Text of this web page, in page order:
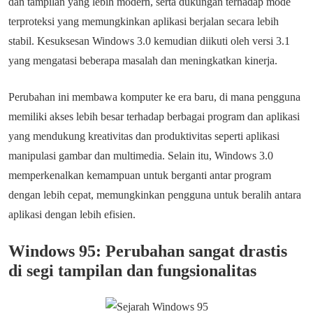
terproteksi yang memungkinkan aplikasi berjalan secara lebih
stabil. Kesuksesan Windows 3.0 kemudian diikuti oleh versi 3.1
yang mengatasi beberapa masalah dan meningkatkan kinerja.
Perubahan ini membawa komputer ke era baru, di mana pengguna
memiliki akses lebih besar terhadap berbagai program dan aplikasi
yang mendukung kreativitas dan produktivitas seperti aplikasi
manipulasi gambar dan multimedia. Selain itu, Windows 3.0
memperkenalkan kemampuan untuk berganti antar program
dengan lebih cepat, memungkinkan pengguna untuk beralih antara
aplikasi dengan lebih efisien.
Windows 95: Perubahan sangat drastis
di segi tampilan dan fungsionalitas